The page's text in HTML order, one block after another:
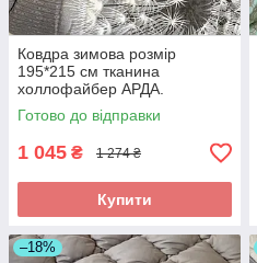
Ковдра зимова розмір
195*215 см тканина
холлофайбер АРДА.
Готово до відправки
1 045 ₴ 1 274 ₴
Купити
–18%